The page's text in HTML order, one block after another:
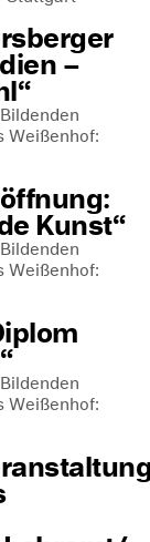
–
Weißenhof:
Kunst“
Weißenhof:
Weißenhof: